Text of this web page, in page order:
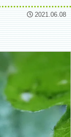
2021.06.08